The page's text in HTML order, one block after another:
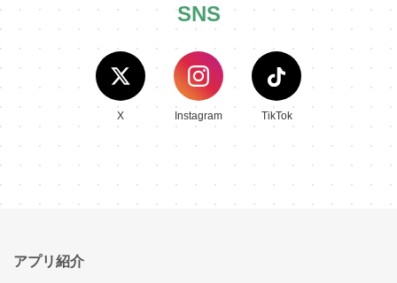
SNS
X Instagram TikTok
アプリ紹介